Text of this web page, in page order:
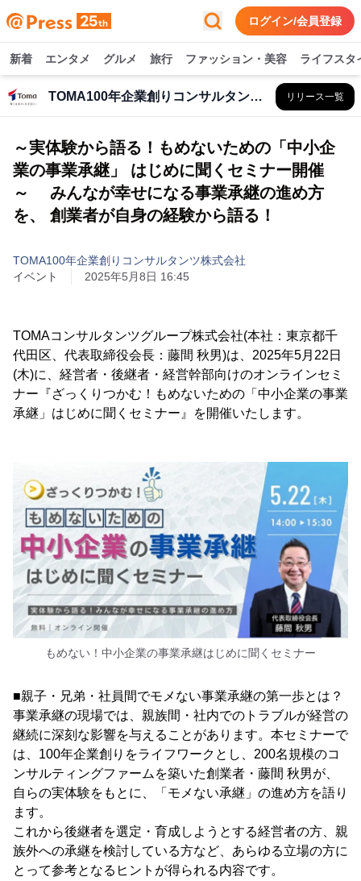
ログイン/会員登録
新着 エンタメ グルメ 旅行 ファッション・美容 ライフスタ
TOMA100年企業創りコンサルタンツ株式会社 リリース一覧
～実体験から語る！もめないための「中小企
業の事業承継」 はじめに聞くセミナー開催
～ みんなが幸せになる事業承継の進め方
を、 創業者が自身の経験から語る！
TOMA100年企業創りコンサルタンツ株式会社
イベント
2025年5月8日 16:45
TOMAコンサルタンツグループ株式会社(本社：東京都千
代田区、代表取締役会長：藤間 秋男)は、2025年5月22日
(木)に、経営者・後継者・経営幹部向けのオンラインセミ
ナー『ざっくりつかむ！もめないための「中小企業の事業
承継」はじめに聞くセミナー』を開催いたします。
もめない！中小企業の事業承継はじめに聞くセミナー
■親子・兄弟・社員間でモメない事業承継の第一歩とは？
事業承継の現場では、親族間・社内でのトラブルが経営の
継続に深刻な影響を与えることがあります。本セミナーで
は、100年企業創りをライフワークとし、200名規模のコ
ンサルティングファームを築いた創業者・藤間 秋男が、
自らの実体験をもとに、「モメない承継」の進め方を語り
ます。
これから後継者を選定・育成しようとする経営者の方、親
族外への承継を検討している方など、あらゆる立場の方に
とって参考となるヒントが得られる内容です。